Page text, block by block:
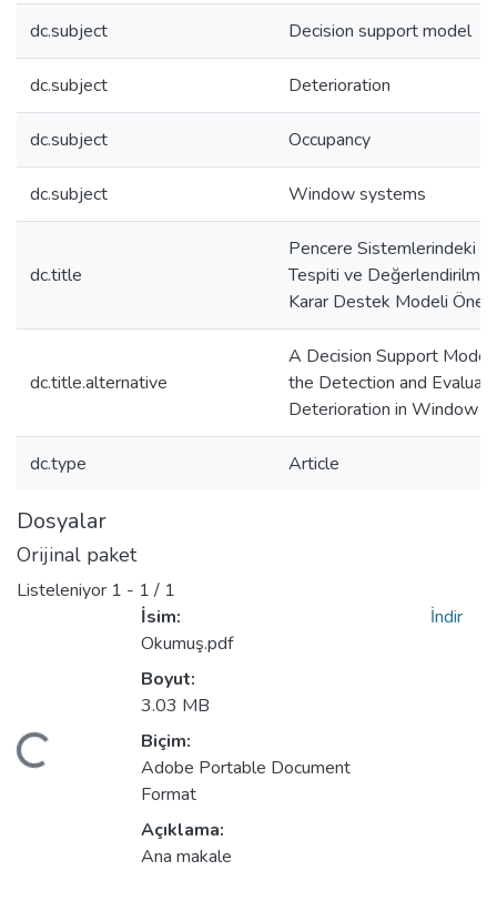
dc.subject Decision support model
dc.subject Deterioration
dc.subject Occupancy
dc.subject Window systems
dc.title
Pencere Sistemlerindeki
Tespiti ve
Karar Destek Modeli
dc.title.alternative
A Decision Support
the Detection and
Deterioration in Window
dc.type Article
Dosyalar
Orijinal paket
Listeleniyor 1 - 1 / 1
Yükleniyor...
İsim:
Okumuş.pdf
Boyut:
3.03 MB
Biçim:
Adobe Portable Document
Format
Açıklama:
Ana makale
İndir